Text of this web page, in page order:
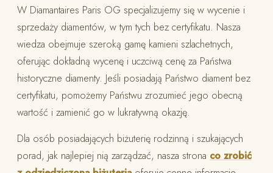
W Diamantaires Paris OG specjalizujemy się w wycenie i
sprzedaży diamentów, w tym tych bez certyfikatu. Nasza
wiedza obejmuje szeroką gamę kamieni szlachetnych,
oferując dokładną wycenę i uczciwą cenę za Państwa
historyczne diamenty. Jeśli posiadają Państwo diament bez
certyfikatu, pomożemy Państwu zrozumieć jego obecną
wartość i zamienić go w lukratywną okazję.
Dla osób posiadających biżuterię rodzinną i szukających
porad, jak najlepiej nią zarządzać, nasza strona co zrobić